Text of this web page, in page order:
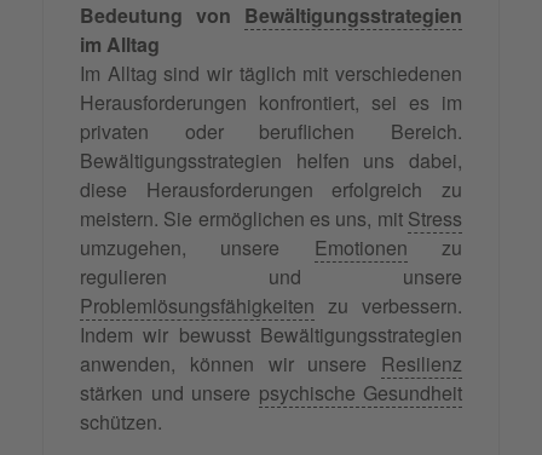
Bedeutung von Bewältigungsstrategien
im Alltag
Im Alltag sind wir täglich mit verschiedenen
Herausforderungen konfrontiert, sei es im
privaten oder beruflichen Bereich.
Bewältigungsstrategien helfen uns dabei,
diese Herausforderungen erfolgreich zu
meistern. Sie ermöglichen es uns, mit Stress
umzugehen, unsere Emotionen zu
regulieren und unsere
Problemlösungsfähigkeiten zu verbessern.
Indem wir bewusst Bewältigungsstrategien
anwenden, können wir unsere Resilienz
stärken und unsere psychische Gesundheit
schützen.